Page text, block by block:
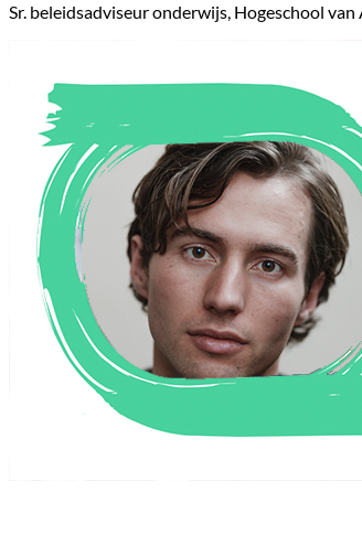
Sr. beleidsadviseur onderwijs, Hogeschool